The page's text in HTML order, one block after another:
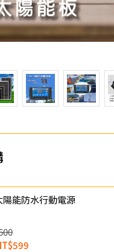
能防水行動電源